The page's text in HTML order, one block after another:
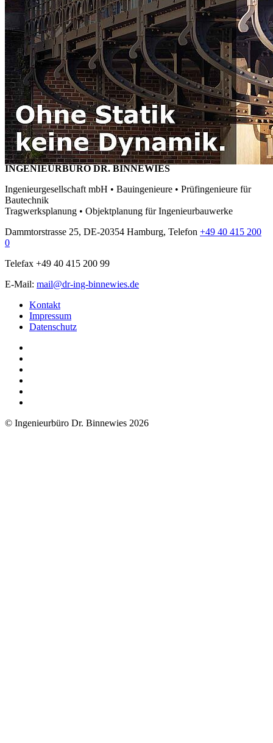
INGENIEURBÜRO DR. BINNEWIES
Ingenieurgesellschaft mbH • Bauingenieure • Prüfingenieure für
Bautechnik
Tragwerksplanung • Objektplanung für Ingenieurbauwerke
Dammtorstrasse 25, DE-20354 Hamburg, Telefon +49 40 415 200
0
Telefax +49 40 415 200 99
E-Mail: mail@dr-ing-binnewies.de
Kontakt
Impressum
Datenschutz
© Ingenieurbüro Dr. Binnewies 2026